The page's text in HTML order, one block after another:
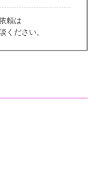
頼は
ください。